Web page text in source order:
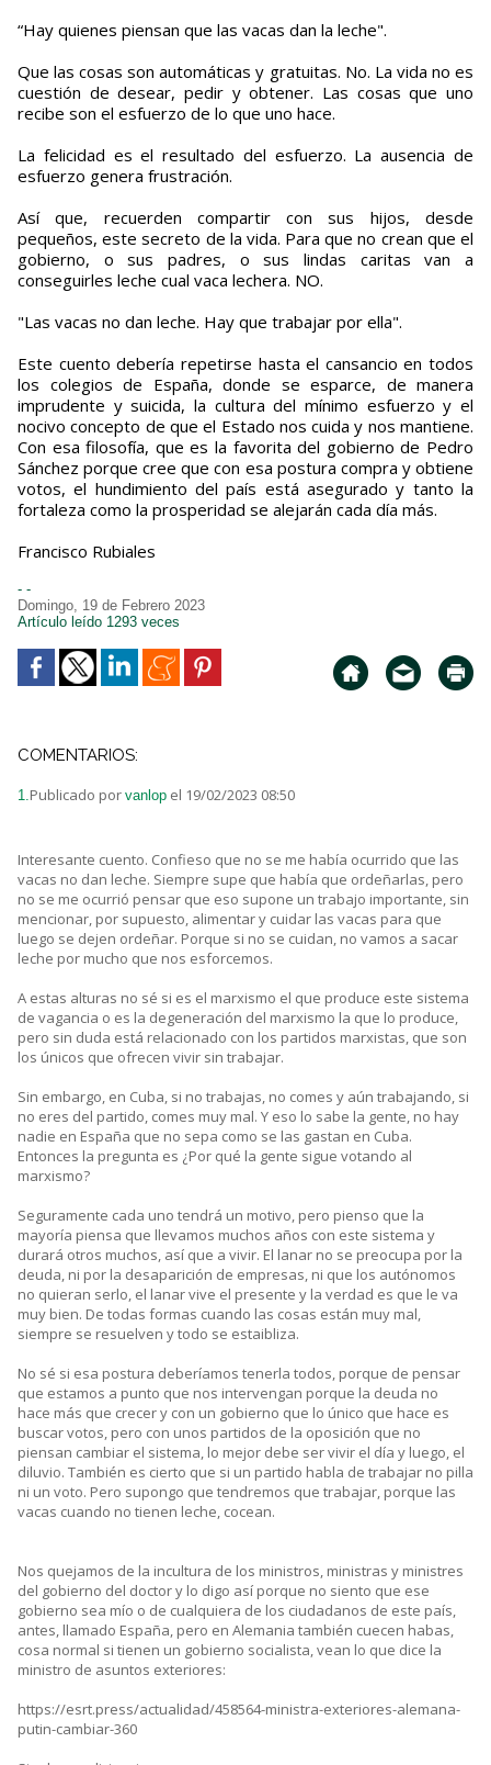
“Hay quienes piensan que las vacas dan la leche".
Que las cosas son automáticas y gratuitas. No. La vida no es
cuestión de desear, pedir y obtener. Las cosas que uno
recibe son el esfuerzo de lo que uno hace.
La felicidad es el resultado del esfuerzo. La ausencia de
esfuerzo genera frustración.
Así que, recuerden compartir con sus hijos, desde
pequeños, este secreto de la vida. Para que no crean que el
gobierno, o sus padres, o sus lindas caritas van a
conseguirles leche cual vaca lechera. NO.
"Las vacas no dan leche. Hay que trabajar por ella".
Este cuento debería repetirse hasta el cansancio en todos
los colegios de España, donde se esparce, de manera
imprudente y suicida, la cultura del mínimo esfuerzo y el
nocivo concepto de que el Estado nos cuida y nos mantiene.
Con esa filosofía, que es la favorita del gobierno de Pedro
Sánchez porque cree que con esa postura compra y obtiene
votos, el hundimiento del país está asegurado y tanto la
fortaleza como la prosperidad se alejarán cada día más.
Francisco Rubiales
- -
Domingo, 19 de Febrero 2023
Artículo leído 1293 veces
COMENTARIOS:
1. Publicado por vanlop el 19/02/2023 08:50
Interesante cuento. Confieso que no se me había ocurrido que las
vacas no dan leche. Siempre supe que había que ordeñarlas, pero
no se me ocurrió pensar que eso supone un trabajo importante, sin
mencionar, por supuesto, alimentar y cuidar las vacas para que
luego se dejen ordeñar. Porque si no se cuidan, no vamos a sacar
leche por mucho que nos esforcemos.
A estas alturas no sé si es el marxismo el que produce este sistema
de vagancia o es la degeneración del marxismo la que lo produce,
pero sin duda está relacionado con los partidos marxistas, que son
los únicos que ofrecen vivir sin trabajar.
Sin embargo, en Cuba, si no trabajas, no comes y aún trabajando, si
no eres del partido, comes muy mal. Y eso lo sabe la gente, no hay
nadie en España que no sepa como se las gastan en Cuba.
Entonces la pregunta es ¿Por qué la gente sigue votando al
marxismo?
Seguramente cada uno tendrá un motivo, pero pienso que la
mayoría piensa que llevamos muchos años con este sistema y
durará otros muchos, así que a vivir. El lanar no se preocupa por la
deuda, ni por la desaparición de empresas, ni que los autónomos
no quieran serlo, el lanar vive el presente y la verdad es que le va
muy bien. De todas formas cuando las cosas están muy mal,
siempre se resuelven y todo se estaibliza.
No sé si esa postura deberíamos tenerla todos, porque de pensar
que estamos a punto que nos intervengan porque la deuda no
hace más que crecer y con un gobierno que lo único que hace es
buscar votos, pero con unos partidos de la oposición que no
piensan cambiar el sistema, lo mejor debe ser vivir el día y luego, el
diluvio. También es cierto que si un partido habla de trabajar no pilla
ni un voto. Pero supongo que tendremos que trabajar, porque las
vacas cuando no tienen leche, cocean.
Nos quejamos de la incultura de los ministros, ministras y ministres
del gobierno del doctor y lo digo así porque no siento que ese
gobierno sea mío o de cualquiera de los ciudadanos de este país,
antes, llamado España, pero en Alemania también cuecen habas,
cosa normal si tienen un gobierno socialista, vean lo que dice la
ministro de asuntos exteriores:
https://esrt.press/actualidad/458564-ministra-exteriores-alemana-
putin-cambiar-360